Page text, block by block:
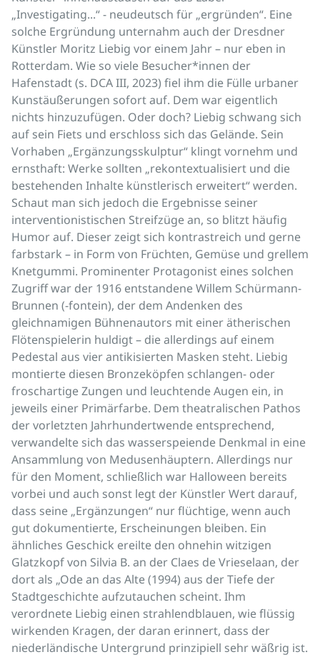
„Investigating...“ - neudeutsch für „ergründen“. Eine
solche Ergründung unternahm auch der Dresdner
Künstler Moritz Liebig vor einem Jahr – nur eben in
Rotterdam. Wie so viele Besucher*innen der
Hafenstadt (s. DCA III, 2023) fiel ihm die Fülle urbaner
Kunstäußerungen sofort auf. Dem war eigentlich
nichts hinzuzufügen. Oder doch? Liebig schwang sich
auf sein Fiets und erschloss sich das Gelände. Sein
Vorhaben „Ergänzungsskulptur“ klingt vornehm und
ernsthaft: Werke sollten „rekontextualisiert und die
bestehenden Inhalte künstlerisch erweitert“ werden.
Schaut man sich jedoch die Ergebnisse seiner
interventionistischen Streifzüge an, so blitzt häufig
Humor auf. Dieser zeigt sich kontrastreich und gerne
farbstark – in Form von Früchten, Gemüse und grellem
Knetgummi. Prominenter Protagonist eines solchen
Zugriff war der 1916 entstandene Willem Schürmann-
Brunnen (-fontein), der dem Andenken des
gleichnamigen Bühnenautors mit einer ätherischen
Flötenspielerin huldigt – die allerdings auf einem
Pedestal aus vier antikisierten Masken steht. Liebig
montierte diesen Bronzeköpfen schlangen- oder
froschartige Zungen und leuchtende Augen ein, in
jeweils einer Primärfarbe. Dem theatralischen Pathos
der vorletzten Jahrhundertwende entsprechend,
verwandelte sich das wasserspeiende Denkmal in eine
Ansammlung von Medusenhäuptern. Allerdings nur
für den Moment, schließlich war Halloween bereits
vorbei und auch sonst legt der Künstler Wert darauf,
dass seine „Ergänzungen“ nur flüchtige, wenn auch
gut dokumentierte, Erscheinungen bleiben. Ein
ähnliches Geschick ereilte den ohnehin witzigen
Glatzkopf von Silvia B. an der Claes de Vrieselaan, der
dort als „Ode an das Alte (1994) aus der Tiefe der
Stadtgeschichte aufzutauchen scheint. Ihm
verordnete Liebig einen strahlendblauen, wie flüssig
wirkenden Kragen, der daran erinnert, dass der
niederländische Untergrund prinzipiell sehr wäßrig ist.